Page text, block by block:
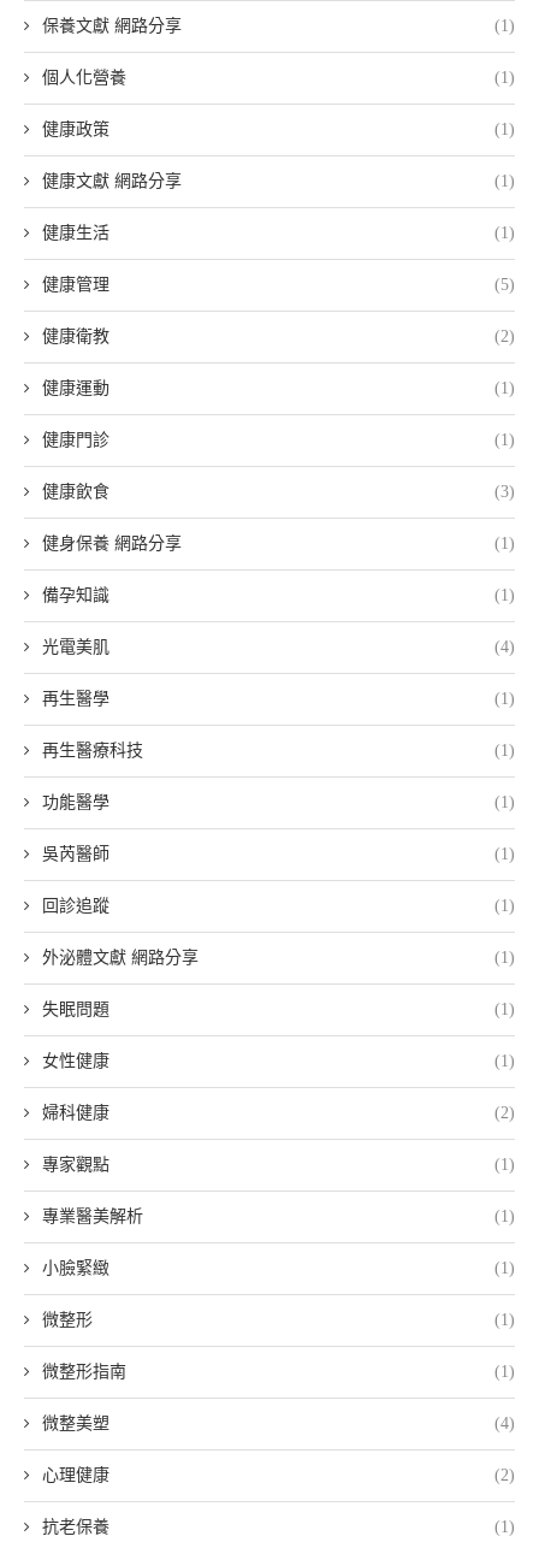
保養文獻 網路分享 (1)
個人化營養 (1)
健康政策 (1)
健康文獻 網路分享 (1)
健康生活 (1)
健康管理 (5)
健康衛教 (2)
健康運動 (1)
健康門診 (1)
健康飲食 (3)
健身保養 網路分享 (1)
備孕知識 (1)
光電美肌 (4)
再生醫學 (1)
再生醫療科技 (1)
功能醫學 (1)
吳芮醫師 (1)
回診追蹤 (1)
外泌體文獻 網路分享 (1)
失眠問題 (1)
女性健康 (1)
婦科健康 (2)
專家觀點 (1)
專業醫美解析 (1)
小臉緊緻 (1)
微整形 (1)
微整形指南 (1)
微整美塑 (4)
心理健康 (2)
抗老保養 (1)